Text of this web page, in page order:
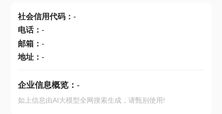
社会信用代码： -
电话： -
邮箱： -
地址： -
企业信息概览： -
如上信息由AI大模型全网搜索生成，请甄别使用!